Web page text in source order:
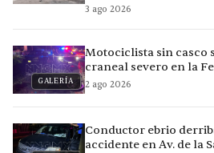
3 ago 2026
GALERÍA
Motociclista sin casco
craneal severo en la
2 ago 2026
Conductor ebrio
accidente en Av. de la